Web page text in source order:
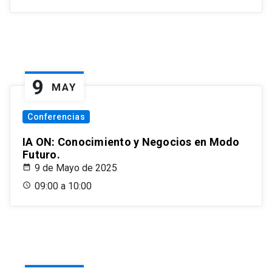
9 MAY
Conferencias
IA ON: Conocimiento y Negocios en Modo
Futuro.
9 de Mayo de 2025
09:00 a 10:00